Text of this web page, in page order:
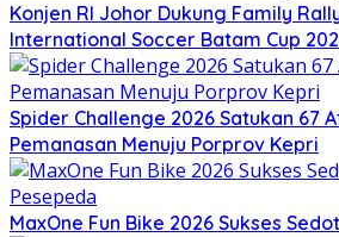
Konjen RI Johor Dukung Family
International Soccer Batam Cup
Spider Challenge 2026 Satukan 67
Pemanasan Menuju Porprov Kepri
MaxOne Fun Bike 2026 Sukses